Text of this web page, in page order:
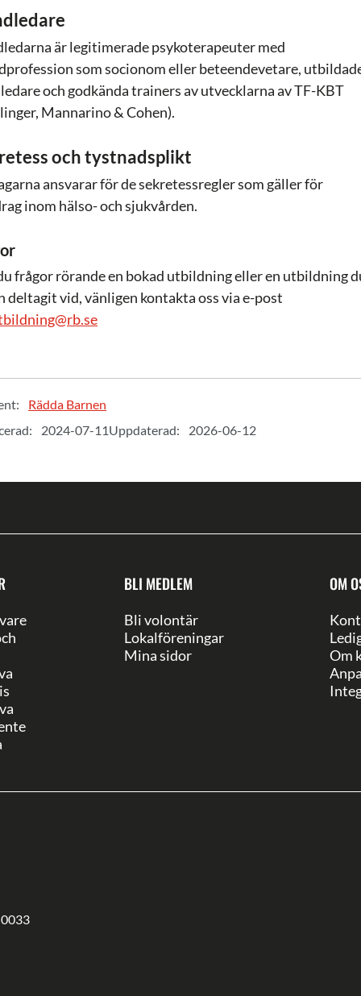
är legitimerade psykoterapeuter med
som socionom eller beteendevetare,
och godkända trainers av utvecklarna av TF-KBT
Mannarino & Cohen).
och tystnadsplikt
ansvarar för de sekretessregler som gäller för
inom hälso- och sjukvården.
frågor rörande en bokad utbildning eller en utbildning
deltagit vid, vänligen kontakta oss via e-post
Rädda Barnen
2024-07-11Uppdaterad: 2026-06-12
BLI MEDLEM
Bli volontär
Lokalföreningar
Mina sidor
OM
Om